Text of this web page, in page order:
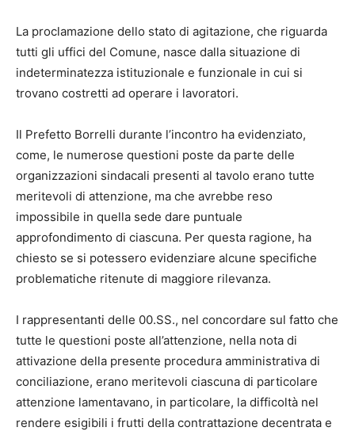
La proclamazione dello stato di agitazione, che riguarda
tutti gli uffici del Comune, nasce dalla situazione di
indeterminatezza istituzionale e funzionale in cui si
trovano costretti ad operare i lavoratori.
Il Prefetto Borrelli durante l’incontro ha evidenziato,
come, le numerose questioni poste da parte delle
organizzazioni sindacali presenti al tavolo erano tutte
meritevoli di attenzione, ma che avrebbe reso
impossibile in quella sede dare puntuale
approfondimento di ciascuna. Per questa ragione, ha
chiesto se si potessero evidenziare alcune specifiche
problematiche ritenute di maggiore rilevanza.
I rappresentanti delle 00.SS., nel concordare sul fatto che
tutte le questioni poste all’attenzione, nella nota di
attivazione della presente procedura amministrativa di
conciliazione, erano meritevoli ciascuna di particolare
attenzione lamentavano, in particolare, la difficoltà nel
rendere esigibili i frutti della contrattazione decentrata e